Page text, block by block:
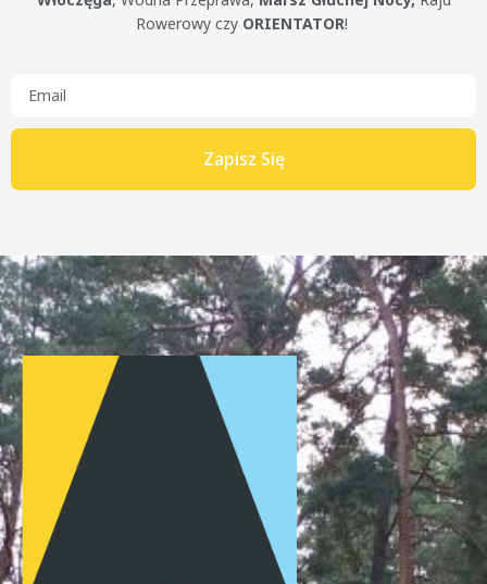
Rowerowy czy ORIENTATOR!
Zapisz Się